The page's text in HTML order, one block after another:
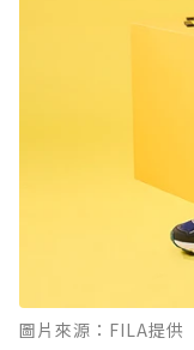
圖片來源：FILA提供